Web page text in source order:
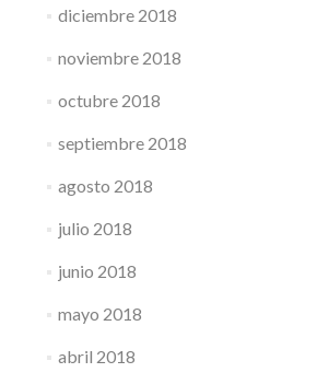
diciembre 2018
noviembre 2018
octubre 2018
septiembre 2018
agosto 2018
julio 2018
junio 2018
mayo 2018
abril 2018